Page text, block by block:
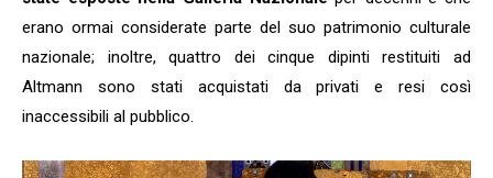
erano ormai considerate parte del suo patrimonio culturale
nazionale; inoltre, quattro dei cinque dipinti restituiti ad
Altmann sono stati acquistati da privati e resi così
inaccessibili al pubblico.